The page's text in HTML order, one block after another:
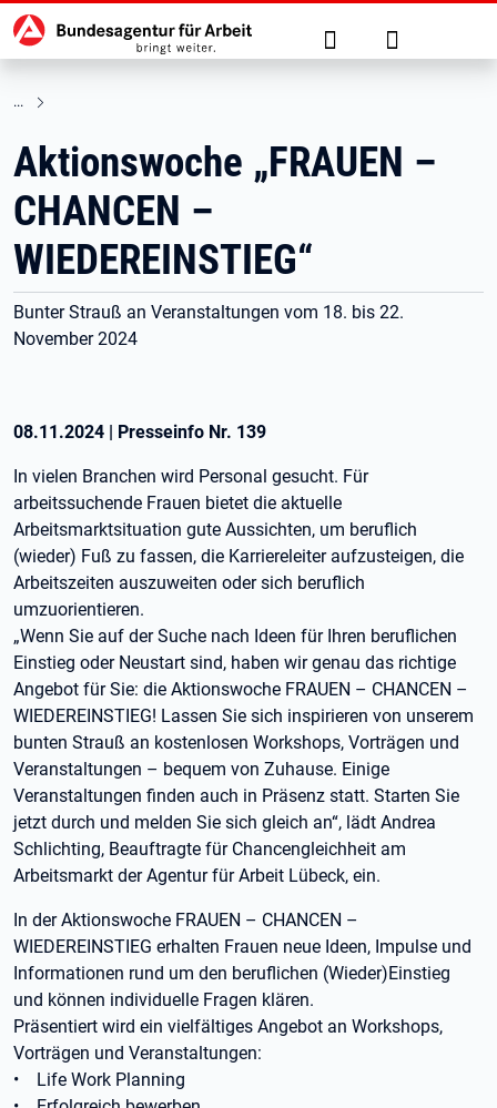
zu den Hauptinhalten springen
Hauptnavigation Suche Anmelden
Aktionswoche „FRAUEN –
CHANCEN –
WIEDEREINSTIEG“
Bunter Strauß an Veranstaltungen vom 18. bis 22.
November 2024
08.11.2024 | Presseinfo Nr. 139
In vielen Branchen wird Personal gesucht. Für
arbeitssuchende Frauen bietet die aktuelle
Arbeitsmarktsituation gute Aussichten, um beruflich
(wieder) Fuß zu fassen, die Karriereleiter aufzusteigen, die
Arbeitszeiten auszuweiten oder sich beruflich
umzuorientieren.
„Wenn Sie auf der Suche nach Ideen für Ihren beruflichen
Einstieg oder Neustart sind, haben wir genau das richtige
Angebot für Sie: die Aktionswoche FRAUEN – CHANCEN –
WIEDEREINSTIEG! Lassen Sie sich inspirieren von unserem
bunten Strauß an kostenlosen Workshops, Vorträgen und
Veranstaltungen – bequem von Zuhause. Einige
Veranstaltungen finden auch in Präsenz statt. Starten Sie
jetzt durch und melden Sie sich gleich an“, lädt Andrea
Schlichting, Beauftragte für Chancengleichheit am
Arbeitsmarkt der Agentur für Arbeit Lübeck, ein.
In der Aktionswoche FRAUEN – CHANCEN –
WIEDEREINSTIEG erhalten Frauen neue Ideen, Impulse und
Informationen rund um den beruflichen (Wieder)Einstieg
und können individuelle Fragen klären.
Präsentiert wird ein vielfältiges Angebot an Workshops,
Vorträgen und Veranstaltungen:
• Life Work Planning